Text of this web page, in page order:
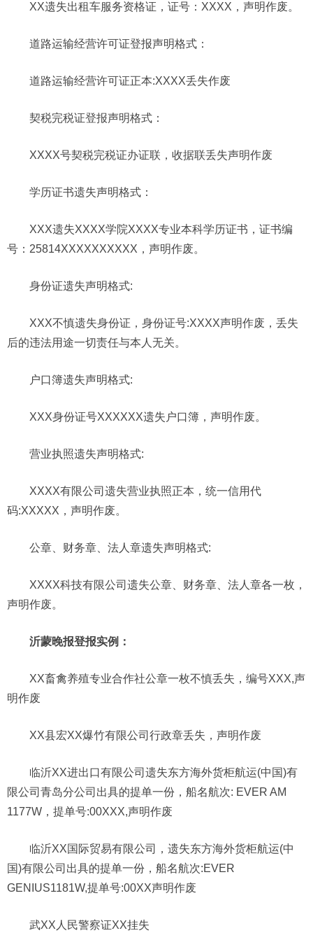
XX遗失出租车服务资格证，证号：XXXX，声明作废。
道路运输经营许可证登报声明格式：
道路运输经营许可证正本:XXXX丢失作废
契税完税证登报声明格式：
XXXX号契税完税证办证联，收据联丢失声明作废
学历证书遗失声明格式：
XXX遗失XXXX学院XXXX专业本科学历证书，证书编
号：25814XXXXXXXXXX，声明作废。
身份证遗失声明格式:
XXX不慎遗失身份证，身份证号:XXXX声明作废，丢失
后的违法用途一切责任与本人无关。
户口簿遗失声明格式:
XXX身份证号XXXXXX遗失户口簿，声明作废。
营业执照遗失声明格式:
XXXX有限公司遗失营业执照正本，统一信用代
码:XXXXX，声明作废。
公章、财务章、法人章遗失声明格式:
XXXX科技有限公司遗失公章、财务章、法人章各一枚，
声明作废。
沂蒙晚报登报实例：
XX畜禽养殖专业合作社公章一枚不慎丢失，编号XXX,声
明作废
XX县宏XX爆竹有限公司行政章丢失，声明作废
临沂XX进出口有限公司遗失东方海外货柜航运(中国)有
限公司青岛分公司出具的提单一份，船名航次: EVER AM
1177W，提单号:00XXX,声明作废
临沂XX国际贸易有限公司，遗失东方海外货柜航运(中
国)有限公司出具的提单一份，船名航次:EVER
GENIUS1181W,提单号:00XX声明作废
武XX人民警察证XX挂失